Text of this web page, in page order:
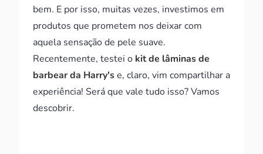
bem. E por isso, muitas vezes, investimos em
produtos que prometem nos deixar com
aquela sensação de pele suave.
Recentemente, testei o kit de lâminas de
barbear da Harry'se, claro, vim compartilhar a
experiência! Será que vale tudo isso? Vamos
descobrir.